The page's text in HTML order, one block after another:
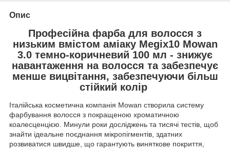
Опис
Професійна фарба для волосся з
низьким вмістом аміаку Megix10 Mowan
3.0 темно-коричневий 100 мл - знижує
навантаження на волосся та забезпечує
менше вицвітання, забезпечуючи більш
стійкий колір
Італійська косметична компанія Mowan створила систему
фарбування волосся з покращеною хроматичною
коалесценцією. Минули роки досліджень та тисячі тестів, щоб
знайти ідеальне поєднання мікропігментів, здатних
розвиватися швидше, що гарантують виняткове покриття,